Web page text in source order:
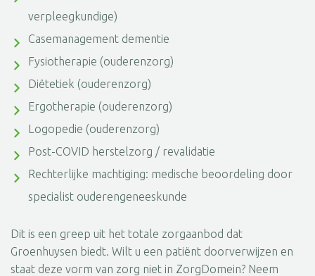
verpleegkundige)
Casemanagement dementie
Fysiotherapie (ouderenzorg)
Diëtetiek (ouderenzorg)
Ergotherapie (ouderenzorg)
Logopedie (ouderenzorg)
Post-COVID herstelzorg / revalidatie
Rechterlijke machtiging: medische beoordeling door
specialist ouderengeneeskunde
Dit is een greep uit het totale zorgaanbod dat
Groenhuysen biedt. Wilt u een patiënt doorverwijzen en
staat deze vorm van zorg niet in ZorgDomein? Neem